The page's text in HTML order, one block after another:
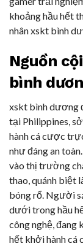
khoảng hầu hết
nhân xskt bình
Nguồn
bình
xskt bình dương
tại Philippines,
hành cá cược
như đáng an
vào thị trường
thao, quánh biệt
bóng rổ. Người
dưới trong hầu
công nghệ, đang
hết khởi hành cá